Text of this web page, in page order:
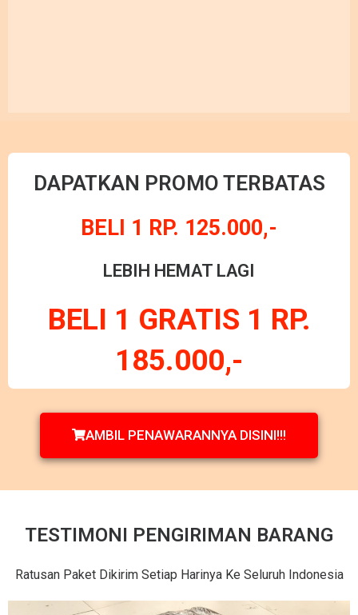
DAPATKAN PROMO TERBATAS
BELI 1 RP. 125.000,-
LEBIH HEMAT LAGI
BELI 1 GRATIS 1 RP.
185.000,-
AMBIL PENAWARANNYA DISINI!!!
TESTIMONI PENGIRIMAN BARANG
Ratusan Paket Dikirim Setiap Harinya Ke Seluruh Indonesia